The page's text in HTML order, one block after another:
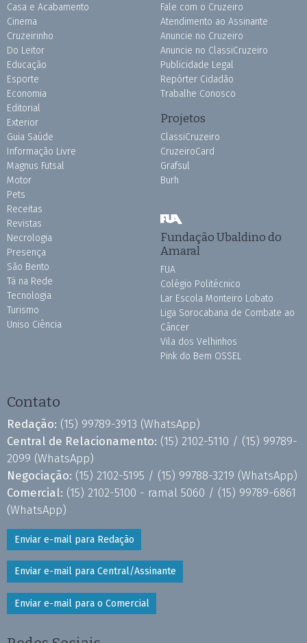
Casa e Acabamento
Cinema
Cruzeirinho
Do Leitor
Educação
Esporte
Economia
Editorial
Exterior
Guia Saúde
Informação Livre
Magnus Futsal
Motor
Pets
Receitas
Revistas
Necrologia
Presença
São Bento
Tá na Rede
Tecnologia
Turismo
Uniso Ciência
Fale com o Cruzeiro
Atendimento ao Assinante
Anuncie no Cruzeiro
Anuncie no ClassiCruzeiro
Publicidade Legal
Repórter Cidadão
Trabalhe Conosco
Projetos
ClassiCruzeiro
CruzeiroCard
Grafsul
Burh
Fundação Ubaldino do
Amaral
FUA
Colégio Politécnico
Lar Escola Monteiro Lobato
Liga Sorocabana de Combate ao
Câncer
Vila dos Velhinhos
Pink do Bem OSSEL
Contato
Redação: (15) 99789-3913 (WhatsApp)
Central de Relacionamento: (15) 2102-5110 / (15) 99789-
2099 (WhatsApp)
Negociação: (15) 2102-5195 / (15) 99788-3219 (WhatsApp)
Comercial: (15) 2102-5100 - ramal 5060 / (15) 99789-6861
(WhatsApp)
Enviar e-mail para Redação
Enviar e-mail para Central/Assinante
Enviar e-mail para o Comercial